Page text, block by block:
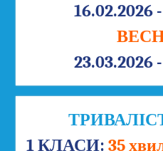
16.02.2026
23.03.2026
1 КЛАСИ: 35